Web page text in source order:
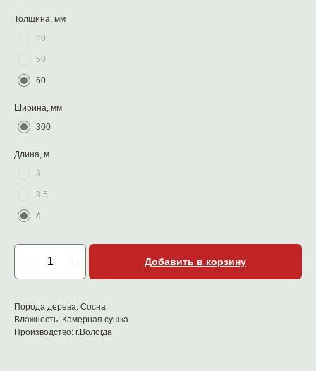
Толщина, мм
40
50
60
Ширина, мм
300
Длина, м
3
3,5
4
Добавить в корзину
Порода дерева: Сосна
Влажность: Камерная сушка
Производство: г.Вологда